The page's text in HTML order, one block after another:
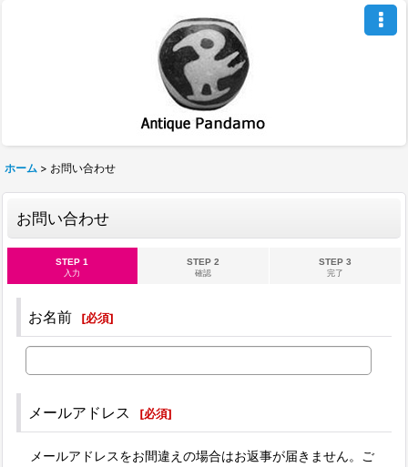
ホーム > お問い合わせ
お問い合わせ
STEP 1
入力
STEP 2
確認
STEP 3
完了
お名前 [必須]
メールアドレス [必須]
メールアドレスをお間違えの場合はお返事が届きません。ご